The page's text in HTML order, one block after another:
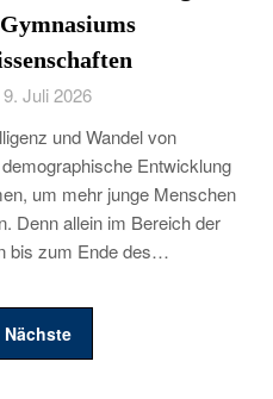
Juli 2026
und Wandel von
Entwicklung
um mehr junge Menschen
Denn allein im Bereich der
bis zum Ende des…
Nächste